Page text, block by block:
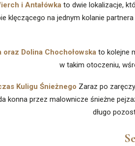
i Antałówkato dwie lokalizacje,
klęczącego na jednym kolanie
oraz Dolina Chochołowskato kolejne
w takim otoczeniu,
Kuligu Śnieżnego Zaraz po
konna przez malownicze śnieżne
długo